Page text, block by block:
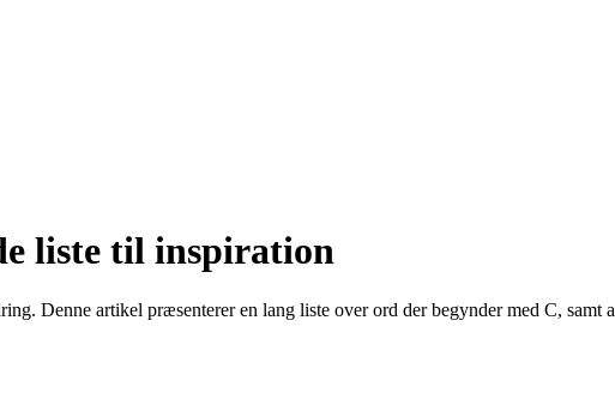
liste til inspiration
Denne artikel præsenterer en lang liste over ord der begynder med C, samt